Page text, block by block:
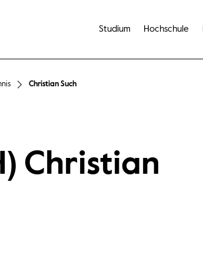
Studium Hochschule
Christian Such
Christian